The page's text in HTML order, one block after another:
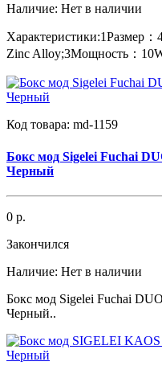
Наличие: Нет в наличии
Характеристики:1Размер
Zinc Alloy;3Мощность：
Код товара: md-1159
Бокс мод Sigelei Fuchai
Черный
0 р.
Закончился
Наличие: Нет в наличии
Бокс мод Sigelei Fuchai
Черный..